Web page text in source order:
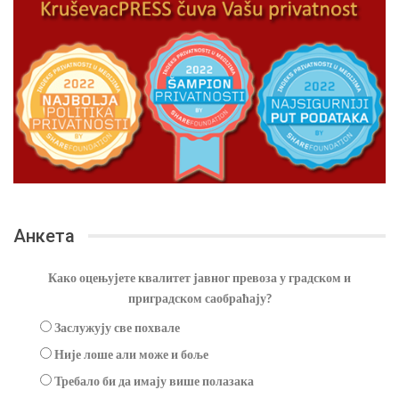
Анкета
Како оцењујете квалитет јавног превоза у градском и
приградском саобраћају?
Заслужују све похвале
Није лоше али може и боље
Требало би да имају више полазака